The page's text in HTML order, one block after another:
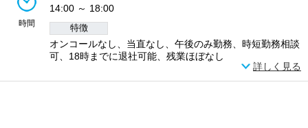
時間
14:00 ～ 18:00
特徴
オンコールなし、当直なし、午後のみ勤務、時短勤務相談
可、18時までに退社可能、残業ほぼなし
詳しく見る